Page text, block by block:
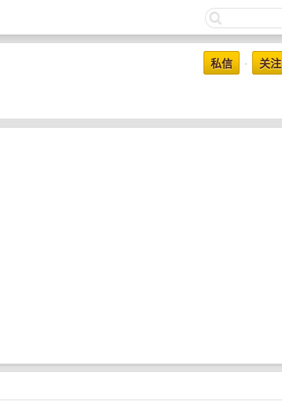
私信 • 关注